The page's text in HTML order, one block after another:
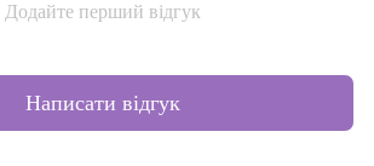
Додайте перший відгук
Написати відгук